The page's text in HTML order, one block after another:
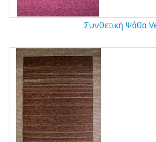
Συνθετική Ψάθα